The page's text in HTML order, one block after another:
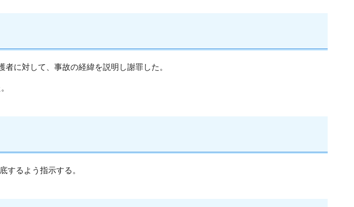
に対して、事故の経緯を説明し謝罪した。
するよう指示する。